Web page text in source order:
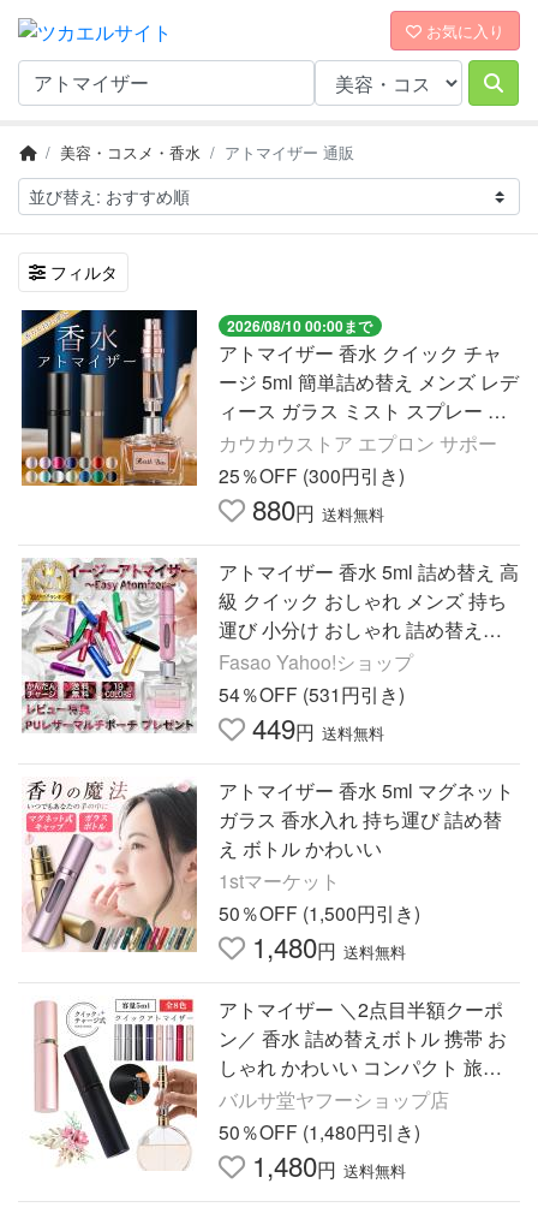
お気に入り
美容・コスメ・香水 アトマイザー 通販
フィルタ
2026/08/10 00:00まで
アトマイザー 香水 クイック チャ
ージ 5ml 簡単詰め替え メンズ レデ
ィース ガラス ミスト スプレー ミ
スト おしゃれ
カウカウストア エプロン サポー
25％OFF (300円引き)
880円 送料無料
アトマイザー 香水 5ml 詰め替え 高
級 クイック おしゃれ メンズ 持ち
運び 小分け おしゃれ 詰め替え容
器 ノズル ミニボトル 携帯 レディ
ース
Fasao Yahoo!ショップ
54％OFF (531円引き)
449円 送料無料
アトマイザー 香水 5ml マグネット
ガラス 香水入れ 持ち運び 詰め替
え ボトル かわいい
1stマーケット
50％OFF (1,500円引き)
1,480円 送料無料
アトマイザー ＼2点目半額クーポ
ン／ 香水 詰め替えボトル 携帯 お
しゃれ かわいい コンパクト 旅行
パフューム コロン 高級感 マット
霧噴射 簡単 5ml
バルサ堂ヤフーショップ店
50％OFF (1,480円引き)
1,480円 送料無料